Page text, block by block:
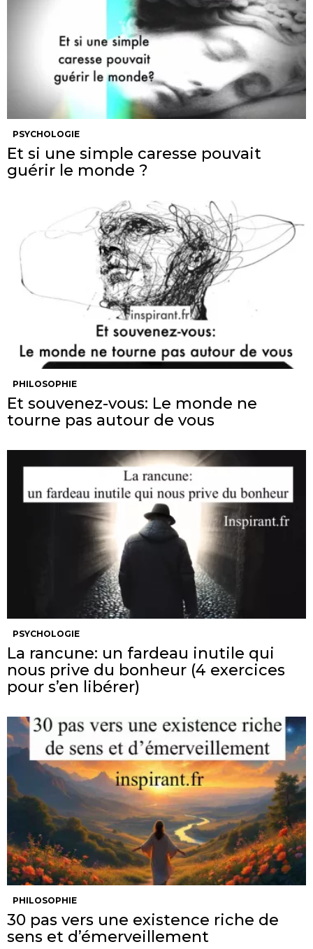
PSYCHOLOGIE
Et si une simple caresse pouvait
guérir le monde ?
PHILOSOPHIE
Et souvenez-vous: Le monde ne
tourne pas autour de vous
PSYCHOLOGIE
La rancune: un fardeau inutile qui
nous prive du bonheur (4 exercices
pour s’en libérer)
PHILOSOPHIE
30 pas vers une existence riche de
sens et d’émerveillement